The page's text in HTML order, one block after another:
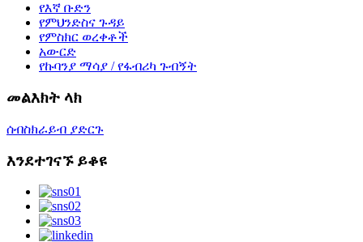
የእኛ ቡድን
የምህንድስና ጉዳይ
የምስክር ወረቀቶች
አውርድ
የኩባንያ ማሳያ / የፋብሪካ ጉብኝት
መልእክት ላክ
ሰብስክራይብ ያድርጉ
እንደተገናኙ ይቆዩ